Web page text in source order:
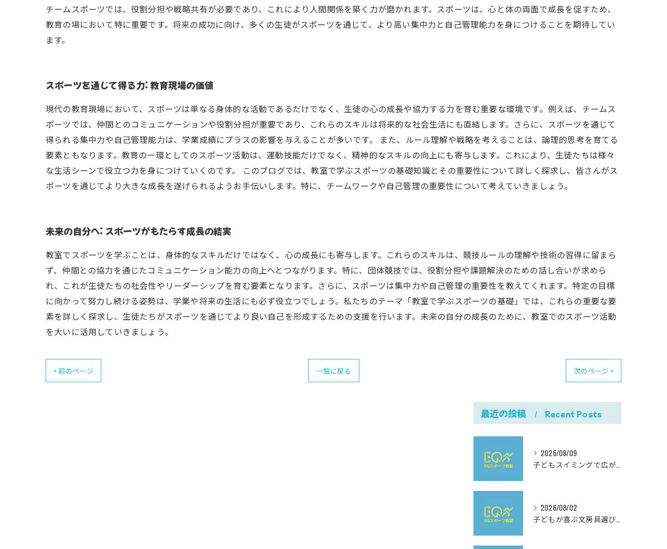
チームスポーツでは、役割分担や戦略共有が必要であり、これにより人間関係を築く力が磨かれます。スポーツは、心と体の両面で成長を促すため、
教育の場において特に重要です。将来の成功に向け、多くの生徒がスポーツを通じて、より高い集中力と自己管理能力を身につけることを期待してい
ます。
スポーツを通じて得る力: 教育現場の価値
現代の教育現場において、スポーツは単なる身体的な活動であるだけでなく、生徒の心の成長や協力する力を育む重要な環境です。例えば、チームス
ポーツでは、仲間とのコミュニケーションや役割分担が重要であり、これらのスキルは将来的な社会生活にも直結します。さらに、スポーツを通じて
得られる集中力や自己管理能力は、学業成績にプラスの影響を与えることが多いです。 また、ルール理解や戦略を考えることは、論理的思考を育てる
要素ともなります。教育の一環としてのスポーツ活動は、運動技能だけでなく、精神的なスキルの向上にも寄与します。これにより、生徒たちは様々
な生活シーンで役立つ力を身につけていくのです。 このブログでは、教室で学ぶスポーツの基礎知識とその重要性について詳しく探求し、皆さんがス
ポーツを通じてより大きな成長を遂げられるようお手伝いします。特に、チームワークや自己管理の重要性について考えていきましょう。
未来の自分へ: スポーツがもたらす成長の結実
教室でスポーツを学ぶことは、身体的なスキルだけではなく、心の成長にも寄与します。これらのスキルは、競技ルールの理解や技術の習得に留まら
ず、仲間との協力を通じたコミュニケーション能力の向上へとつながります。特に、団体競技では、役割分担や課題解決のための話し合いが求めら
れ、これが生徒たちの社会性やリーダーシップを育む要素となります。さらに、スポーツは集中力や自己管理の重要性を教えてくれます。特定の目標
に向かって努力し続ける姿勢は、学業や将来の生活にも必ず役立つでしょう。私たちのテーマ「教室で学ぶスポーツの基礎」では、これらの重要な要
素を詳しく探求し、生徒たちがスポーツを通じてより良い自己を形成するための支援を行います。未来の自分の成長のために、教室でのスポーツ活動
を大いに活用していきましょう。
< 前のページ 一覧に戻る 次のページ >
最近の投稿 Recent Posts
2026/08/09
子どもスイミングで広がる岐阜県岐阜市加納西丸町の成長と楽しみ方ガイド
2026/08/02
子どもが喜ぶ文房具選びと使いやすさにこだわった最新おすすめガイド